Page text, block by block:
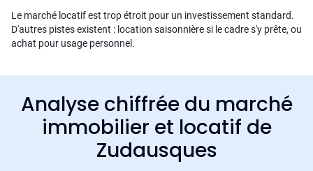
Le marché locatif est trop étroit pour un investissement standard.
D'autres pistes existent : location saisonnière si le cadre s'y prête, ou
achat pour usage personnel.
Analyse chiffrée du marché
immobilier et locatif de
Zudausques